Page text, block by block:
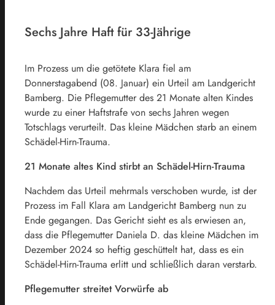
Sechs Jahre Haft für 33-Jährige
Im Prozess um die getötete Klara fiel am
Donnerstagabend (08. Januar) ein Urteil am Landgericht
Bamberg. Die Pflegemutter des 21 Monate alten Kindes
wurde zu einer Haftstrafe von sechs Jahren wegen
Totschlags verurteilt. Das kleine Mädchen starb an einem
Schädel-Hirn-Trauma.
21 Monate altes Kind stirbt an Schädel-Hirn-Trauma
Nachdem das Urteil mehrmals verschoben wurde, ist der
Prozess im Fall Klara am Landgericht Bamberg nun zu
Ende gegangen. Das Gericht sieht es als erwiesen an,
dass die Pflegemutter Daniela D. das kleine Mädchen im
Dezember 2024 so heftig geschüttelt hat, dass es ein
Schädel-Hirn-Trauma erlitt und schließlich daran verstarb.
Pflegemutter streitet Vorwürfe ab